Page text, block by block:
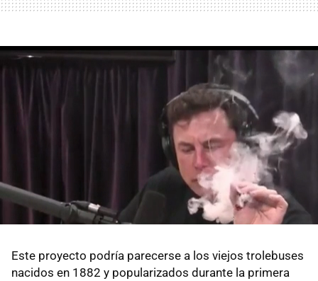
Este proyecto podría parecerse a los viejos trolebuses
nacidos en 1882 y popularizados durante la primera